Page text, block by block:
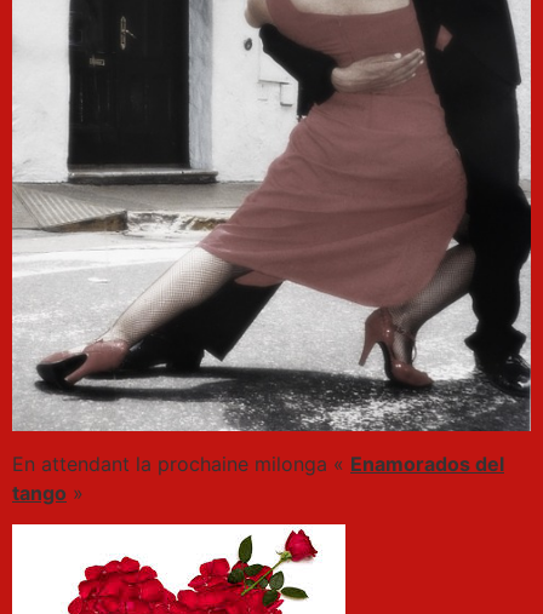
En attendant la prochaine milonga « Enamorados del
tango »